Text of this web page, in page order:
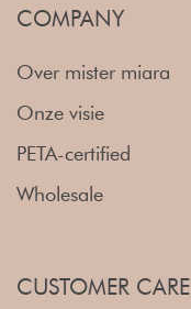
COMPANY
Over mister miara
Onze visie
PETA-certified
Wholesale
CUSTOMER CARE